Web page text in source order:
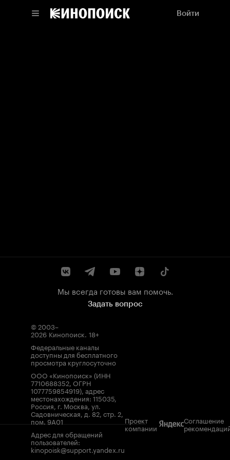
Войти
Мы всегда готовы вам помочь.
Задать вопрос
© 2003–
2026 Кинопоиск. 18+
Федеральные каналы
доступны для бесплатного
просмотра круглосуточно
ООО «Кинопоиск» (ИНН
7710688352, ОГРН
1077759854919), адрес
местонахождения: 115035,
Россия, г. Москва, ул.
Садовническая, д. 82, стр. 2,
пом. 9А01
Адрес для обращений
пользователей:
kinopoisk@support.yandex.ru
Проект
компании
Соглашение